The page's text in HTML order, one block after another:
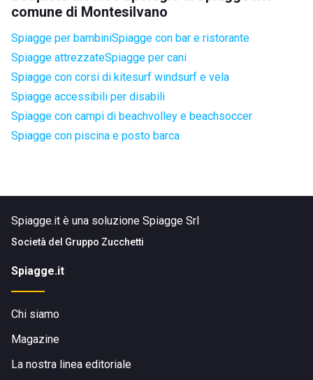
comune di Montesilvano
Spiagge per bambiniSpiagge con bar e ristorante
Spiagge attrezzateSpiagge per cani
Spiagge con corsi di kitesurf windsurf e vela
Spiagge accessibili per disabili
Spiagge con campi di beachvolley e beachsoccer
Spiagge con piscina e posto barca
Spiagge.it è una soluzione Spiagge Srl
Società del Gruppo Zucchetti
Spiagge.it
Chi siamo
Magazine
La nostra linea editoriale